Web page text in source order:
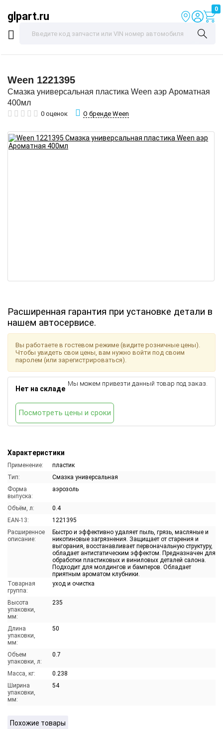
glpart.ru
0
Ween 1221395
Смазка универсальная пластика Ween аэр Ароматная
400мл
0 оценок О бренде Ween
Расширенная гарантия при установке детали в
нашем автосервисе.
Характеристики
Применение:
пластик
Тип:
Смазка универсальная
Форма
выпуска:
аэрозоль
Объём, л:
0.4
EAN-13:
1221395
Расширенное
описание:
Быстро и эффективно удаляет пыль, грязь, масляные и
никотиновые загрязнения. Защищает от старения и
выгорания, восстанавливает первоначальную структуру,
обладает антистатическим эффектом. Предназначен для
обработки пластиковых и виниловых деталей салона.
Подходит для молдингов и бамперов. Обладает
приятным ароматом клубники.
Товарная
группа:
уход и очистка
Высота
упаковки,
мм:
235
Длина
упаковки,
мм:
50
Объем
упаковки, л:
0.7
Масса, кг:
0.238
Ширина
упаковки,
мм:
54
Вы работаете в гостевом режиме (видите розничные цены).
Чтобы увидеть свои цены, вам нужно войти под своим
паролем (или зарегистрироваться).
Нет на складе
Мы можем привезти данный товар под заказ.
Посмотреть цены и сроки
Похожие товары